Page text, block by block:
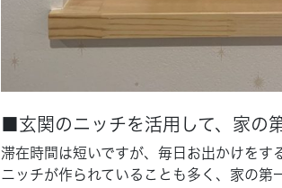
■玄関のニッチを活用して、家の
滞在時間は短いですが、毎日お出かけを
ニッチが作られていることも多く、家の